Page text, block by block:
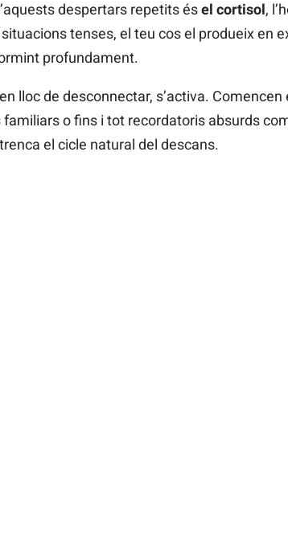
despertars repetits ésel cortisol,
tenses, el teu cos el produeix en
profundament.
lloc de desconnectar, s’activa.
o fins i tot recordatoris absurds
el cicle natural del descans.